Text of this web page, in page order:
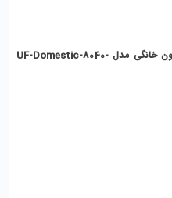
مشخصات فنی غشای ماژول اولترافیلتراسیون خانگی مدل UF-Domestic-8040-